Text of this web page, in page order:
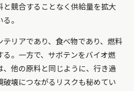
と競合することなく供給量を拡大
。
リアであり、食べ物であり、燃料
る。一方で、サボテンをバイオ燃
、他の原料と同じように、行き過
破壊につながるリスクも秘めてい